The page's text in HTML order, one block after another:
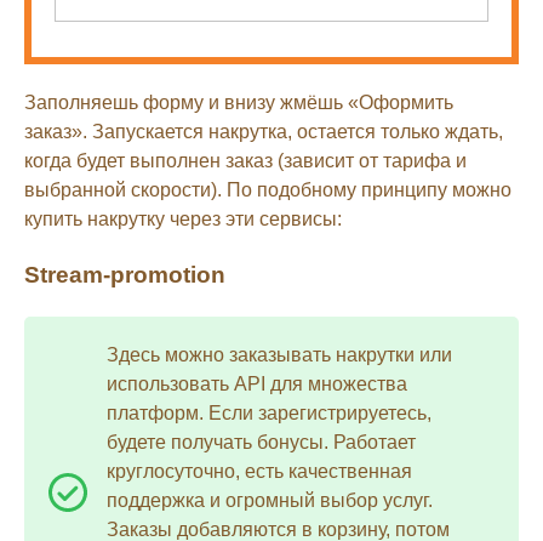
Заполняешь форму и внизу жмёшь «Оформить
заказ». Запускается накрутка, остается только ждать,
когда будет выполнен заказ (зависит от тарифа и
выбранной скорости). По подобному принципу можно
купить накрутку через эти сервисы:
Stream-promotion
Здесь можно заказывать накрутки или
использовать API для множества
платформ. Если зарегистрируетесь,
будете получать бонусы. Работает
круглосуточно, есть качественная
поддержка и огромный выбор услуг.
Заказы добавляются в корзину, потом